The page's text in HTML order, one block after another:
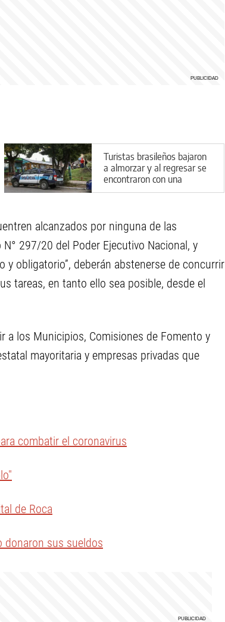
Turistas brasileños bajaron
a almorzar y al regresar se
encontraron con una
pesadilla
alcanzados por ninguna de las
297/20 del Poder Ejecutivo Nacional, y
y obligatorio”, deberán abstenerse de concurrir
tareas, en tanto ello sea posible, desde el
a los Municipios, Comisiones de Fomento y
mayoritaria y empresas privadas que
combatir el coronavirus
de Roca
donaron sus sueldos